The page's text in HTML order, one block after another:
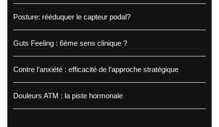
Posture: rééduquer le capteur podal?
Guts Feeling : 6ème sens clinique ?
Contre l’anxiété : efficacité de l’approche stratégique
Douleurs ATM : la piste hormonale